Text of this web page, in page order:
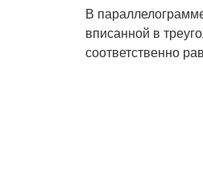
В
вписанной в
соответственно